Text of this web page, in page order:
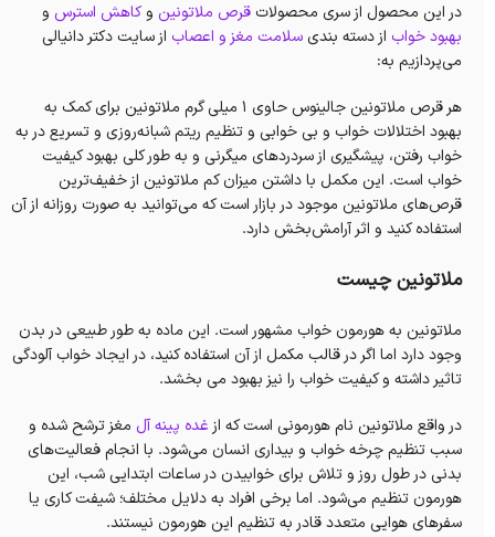
در این محصول از سری محصولات قرص ملاتونین وکاهش استرس و
بهبود خواب از دسته بندیسلامت مغز و اعصاب از سایت دکتر دانیالی
می‌پردازیم به:
هر قرص ملاتونین جالینوس حاوی 1 میلی گرم ملاتونین برای کمک به
بهبود اختلالات خواب و بی خوابی و تنظیم ریتم شبانه‌روزی و تسریع در به
خواب رفتن، پیشگیری از سردردهای میگرنی و به طور کلی بهبود کیفیت
خواب است. این مکمل با داشتن میزان کم ملاتونین از خفیف‌ترین
قرص‌های ملاتونین موجود در بازار است که می‌توانید به صورت روزانه از آن
استفاده کنید و اثر آرامش‌بخش دارد.
ملاتونین چیست
ملاتونین به هورمون خواب مشهور است. این ماده به طور طبیعی در بدن
وجود دارد اما اگر در قالب مکمل از آن استفاده کنید، در ایجاد خواب آلودگی
تاثیر داشته و کیفیت خواب را نیز بهبود می بخشد.
در واقع ملاتونین نام هورمونی است که ازغده پینه آل مغز ترشح شده و
سبب تنظیم چرخه خواب و بیداری انسان می‌شود. با انجام فعالیت‌های
بدنی در طول روز و تلاش برای خوابیدن در ساعات ابتدایی شب، این
هورمون تنظیم می‌شود. اما برخی افراد به دلایل مختلف؛ شیفت کاری یا
سفرهای هوایی متعدد قادر به تنظیم این هورمون نیستند.